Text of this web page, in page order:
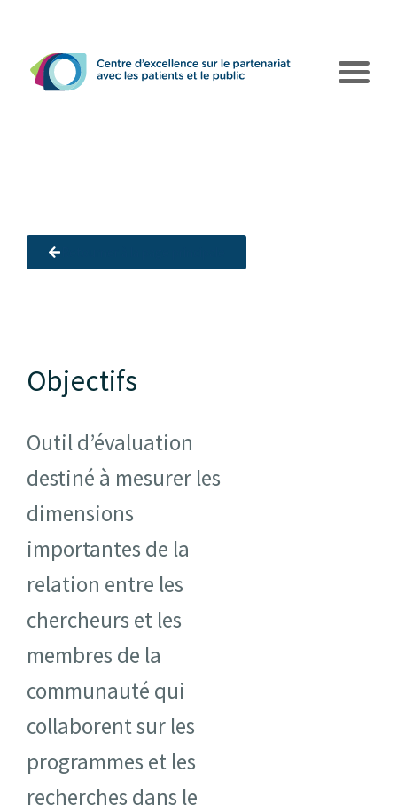
Le CEPPP
Collaborations
Ressources
Infolettre
Contactez-nous
English
Objectifs
Outil d’évaluation
destiné à mesurer les
dimensions
importantes de la
relation entre les
chercheurs et les
membres de la
communauté qui
collaborent sur les
programmes et les
recherches dans le